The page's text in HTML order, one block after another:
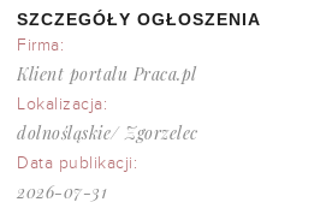
SZCZEGÓŁY OGŁOSZENIA
Firma:
Klient portalu Praca.pl
Lokalizacja:
dolnośląskie/ Zgorzelec
Data publikacji:
2026-07-31